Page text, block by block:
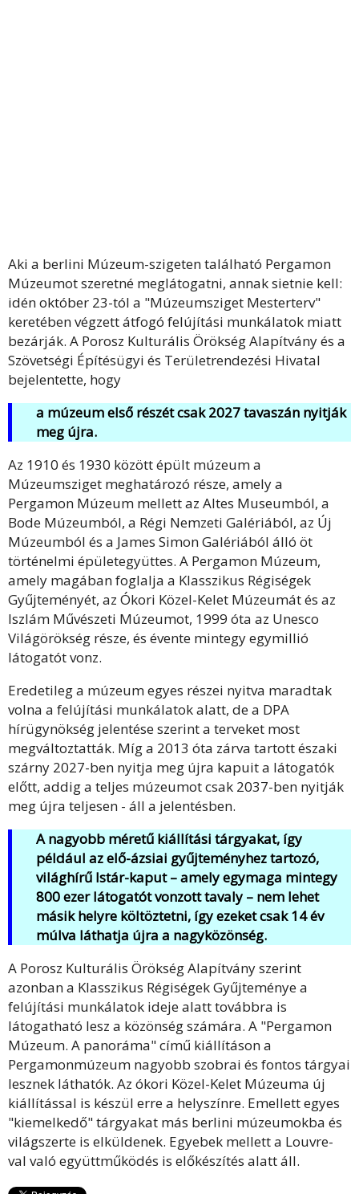
Aki a berlini Múzeum-szigeten található Pergamon
Múzeumot szeretné meglátogatni, annak sietnie kell:
idén október 23-tól a "Múzeumsziget Mesterterv"
keretében végzett átfogó felújítási munkálatok miatt
bezárják. A Porosz Kulturális Örökség Alapítvány és a
Szövetségi Építésügyi és Területrendezési Hivatal
bejelentette, hogy
a múzeum első részét csak 2027 tavaszán nyitják
meg újra.
Az 1910 és 1930 között épült múzeum a
Múzeumsziget meghatározó része, amely a
Pergamon Múzeum mellett az Altes Museumból, a
Bode Múzeumból, a Régi Nemzeti Galériából, az Új
Múzeumból és a James Simon Galériából álló öt
történelmi épületegyüttes. A Pergamon Múzeum,
amely magában foglalja a Klasszikus Régiségek
Gyűjteményét, az Ókori Közel-Kelet Múzeumát és az
Iszlám Művészeti Múzeumot, 1999 óta az Unesco
Világörökség része, és évente mintegy egymillió
látogatót vonz.
Eredetileg a múzeum egyes részei nyitva maradtak
volna a felújítási munkálatok alatt, de a DPA
hírügynökség jelentése szerint a terveket most
megváltoztatták. Míg a 2013 óta zárva tartott északi
szárny 2027-ben nyitja meg újra kapuit a látogatók
előtt, addig a teljes múzeumot csak 2037-ben nyitják
meg újra teljesen - áll a jelentésben.
A nagyobb méretű kiállítási tárgyakat, így
például az elő-ázsiai gyűjteményhez tartozó,
világhírű Istár-kaput – amely egymaga mintegy
800 ezer látogatót vonzott tavaly – nem lehet
másik helyre költöztetni, így ezeket csak 14 év
múlva láthatja újra a nagyközönség.
A Porosz Kulturális Örökség Alapítvány szerint
azonban a Klasszikus Régiségek Gyűjteménye a
felújítási munkálatok ideje alatt továbbra is
látogatható lesz a közönség számára. A "Pergamon
Múzeum. A panoráma" című kiállításon a
Pergamonmúzeum nagyobb szobrai és fontos tárgyai
lesznek láthatók. Az ókori Közel-Kelet Múzeuma új
kiállítással is készül erre a helyszínre. Emellett egyes
"kiemelkedő" tárgyakat más berlini múzeumokba és
világszerte is elküldenek. Egyebek mellett a Louvre-
val való együttműködés is előkészítés alatt áll.